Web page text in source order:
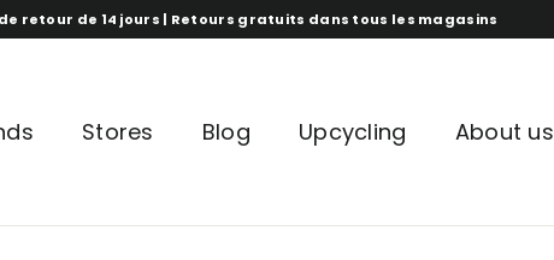
retour de 14 jours | Retours gratuits dans tous les magasins
Stores Blog Upcycling About us